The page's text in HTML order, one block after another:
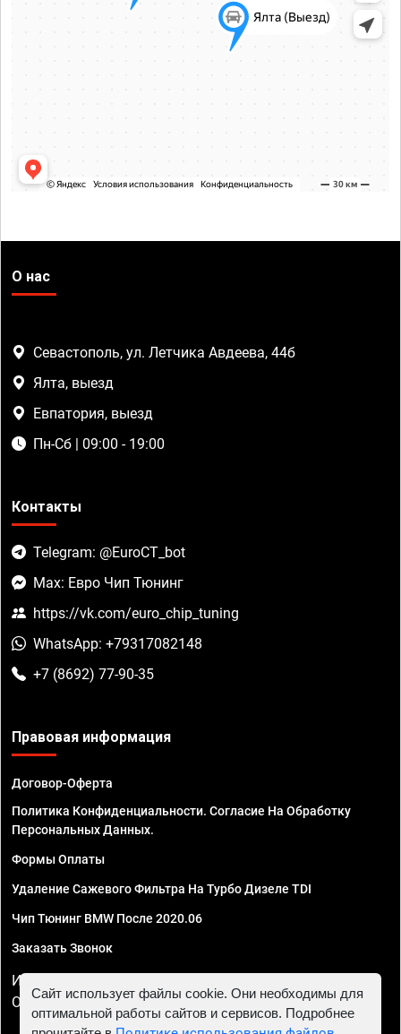
О нас
Севастополь, ул. Летчика Авдеева, 44б
Ялта, выезд
Евпатория, выезд
Пн-Сб | 09:00 - 19:00
Контакты
Telegram: @EuroCT_bot
Max: Евро Чип Тюнинг
https://vk.com/euro_chip_tuning
WhatsApp: +79317082148
+7 (8692) 77-90-35
Правовая информация
Договор-Оферта
Политика Конфиденциальности. Согласие На Обработку
Персональных Данных.
Формы Оплаты
Удаление Сажевого Фильтра На Турбо Дизеле TDI
Чип Тюнинг BMW После 2020.06
Заказать Звонок
ИП Смирнов Георгий Павлович. ИНН 781302555843,
ОГРНИП 324470400032610
Сайт использует файлы cookie. Они необходимы для
оптимальной работы сайтов и сервисов. Подробнее